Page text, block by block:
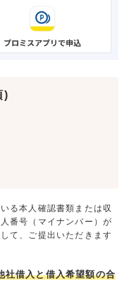
)
る本人確認書類または収
番号（マイナンバー）が
て、ご提出いただきます
社借入と借入希望額の合